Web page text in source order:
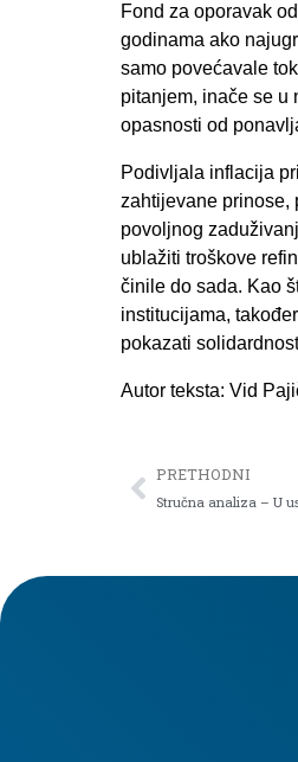
Fond za oporavak
godinama ako
samo povećavale
pitanjem, inače se u
opasnosti od
Podivljala inflacija
zahtijevane prinose,
povoljnog
ublažiti troškove
činile do sada. Kao
institucijama,
pokazati
Autor teksta: Vid
PRETHODNI
Stručna analiza – U